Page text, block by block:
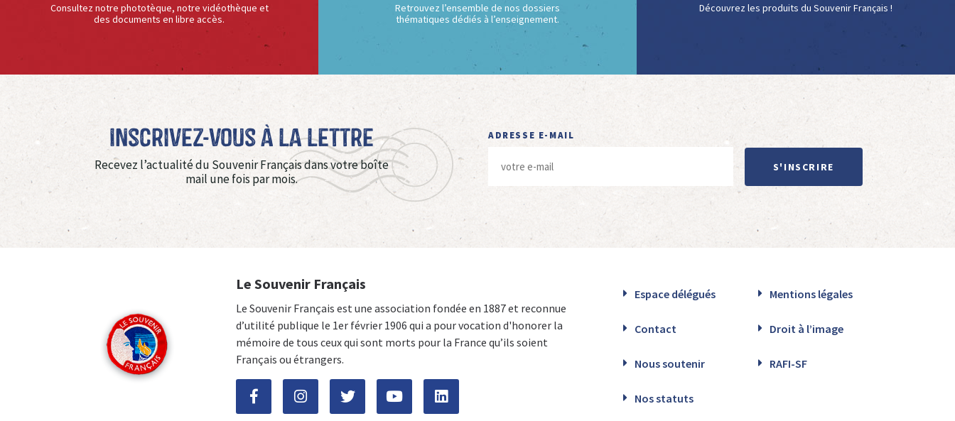
Consultez notre phototèque, notre vidéothèque et
des documents en libre accès.
Retrouvez l’ensemble de nos dossiers
thématiques dédiés à l’enseignement.
Découvrez les produits du Souvenir Français !
Inscrivez-vous à La Lettre
Recevez l’actualité du Souvenir Français dans votre boîte
mail une fois par mois.
ADRESSE E-MAIL
S'INSCRIRE
Le Souvenir Français
Le Souvenir Français est une association fondée en 1887 et reconnue
d’utilité publique le 1er février 1906 qui a pour vocation d'honorer la
mémoire de tous ceux qui sont morts pour la France qu’ils soient
Français ou étrangers.
Espace délégués Mentions légales
Contact Droit à l’image
Nous soutenir RAFI-SF
Nos statuts